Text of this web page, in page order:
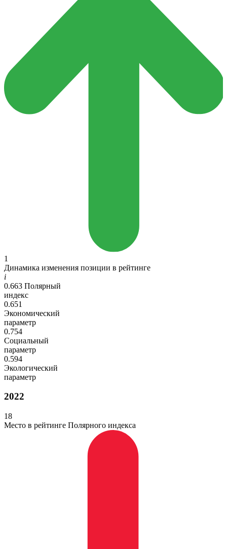
1
Динамика изменения позиции в рейтинге
i
0.663 Полярный
индекс
0.651
Экономический
параметр
0.754
Социальный
параметр
0.594
Экологический
параметр
2022
18
Место в рейтинге Полярного индекса